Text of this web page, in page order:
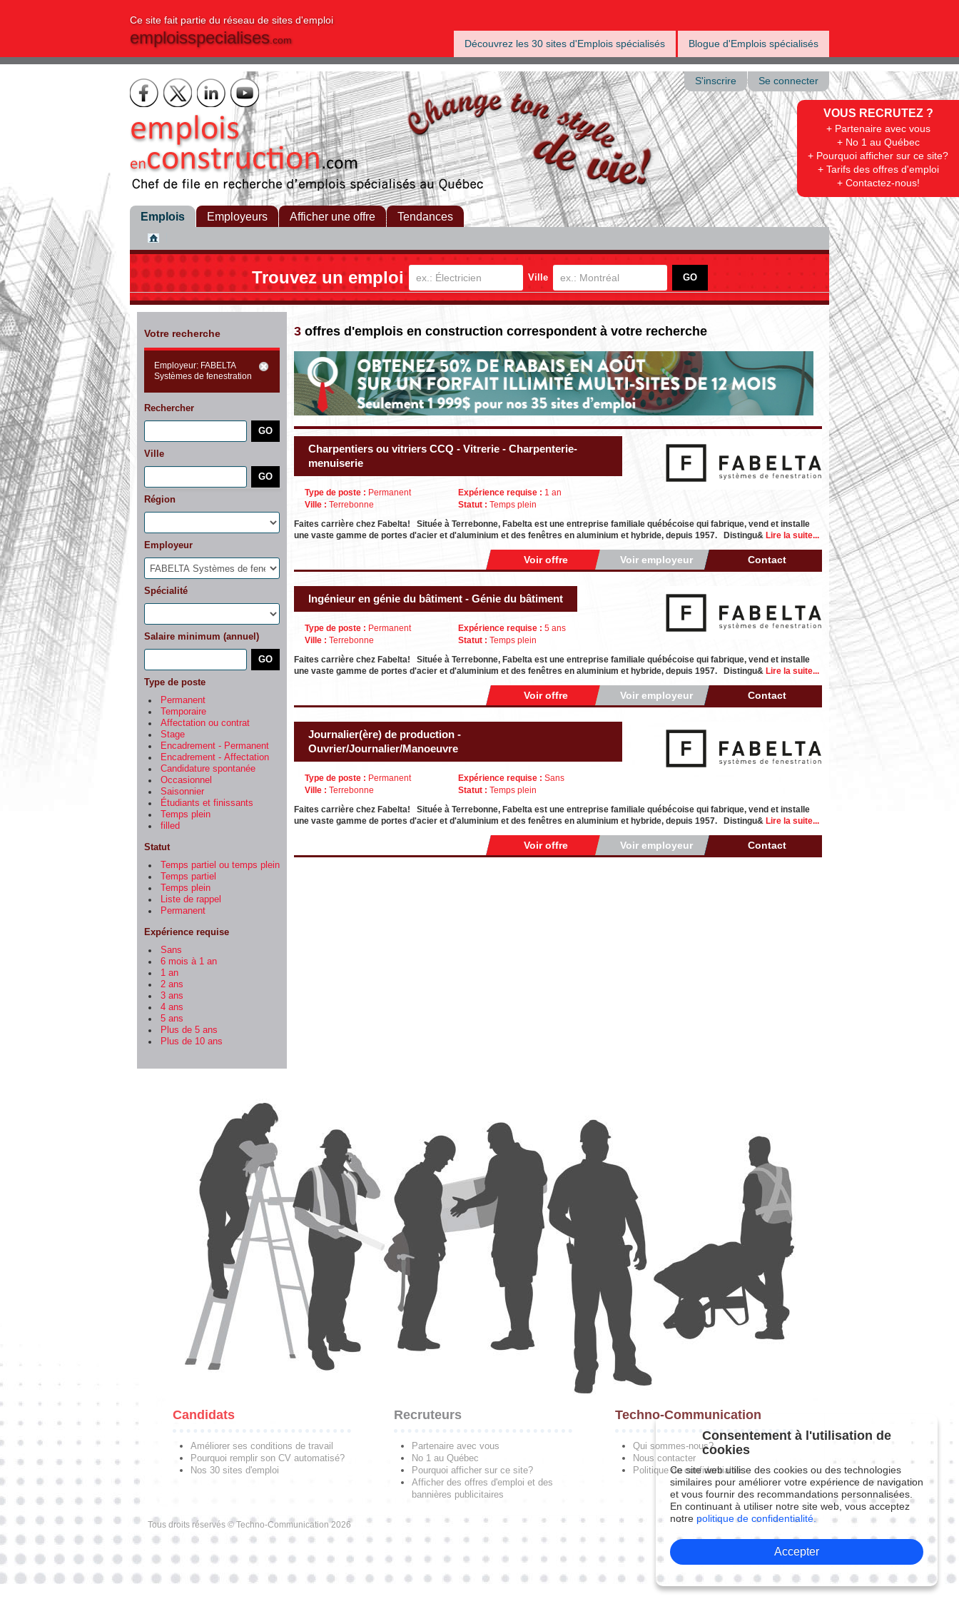
Ce site fait partie du réseau de sites d'emploi
emploisspecialises.com Découvrez les 30 sites d'Emplois spécialisés Blogue d'Emplois spécialisés
VOUS RECRUTEZ ?
+ Partenaire avec vous
+ No 1 au Québec
+ Pourquoi afficher sur ce site?
+ Tarifs des offres d'emploi
+ Contactez-nous!
S'inscrire Se connecter
Emplois Employeurs Afficher une offre Tendances
Trouvez un emploi Ville
Votre recherche
Employeur: FABELTA
Systèmes de fenestration
Rechercher
Ville
Région
Employeur
Spécialité
Salaire minimum (annuel)
Type de poste
Permanent
Temporaire
Affectation ou contrat
Stage
Encadrement - Permanent
Encadrement - Affectation
Candidature spontanée
Occasionnel
Saisonnier
Étudiants et finissants
Temps plein
filled
Statut
Temps partiel ou temps plein
Temps partiel
Temps plein
Liste de rappel
Permanent
Expérience requise
Sans
6 mois à 1 an
1 an
2 ans
3 ans
4 ans
5 ans
Plus de 5 ans
Plus de 10 ans
3 offres d'emplois en construction correspondent à votre recherche
Charpentiers ou vitriers CCQ - Vitrerie - Charpenterie-
menuiserie
Type de poste : Permanent
Ville : Terrebonne
Expérience requise : 1 an
Statut : Temps plein
Faites carrière chez Fabelta! Située à Terrebonne, Fabelta est une entreprise familiale québécoise qui fabrique, vend et installe
une vaste gamme de portes d'acier et d'aluminium et des fenêtres en aluminium et hybride, depuis 1957. Distingu& Lire la suite...
Voir offre Voir employeur Contact
Ingénieur en génie du bâtiment - Génie du bâtiment
Type de poste : Permanent
Ville : Terrebonne
Expérience requise : 5 ans
Statut : Temps plein
Faites carrière chez Fabelta! Située à Terrebonne, Fabelta est une entreprise familiale québécoise qui fabrique, vend et installe
une vaste gamme de portes d'acier et d'aluminium et des fenêtres en aluminium et hybride, depuis 1957. Distingu& Lire la suite...
Voir offre Voir employeur Contact
Journalier(ère) de production -
Ouvrier/Journalier/Manoeuvre
Type de poste : Permanent
Ville : Terrebonne
Expérience requise : Sans
Statut : Temps plein
Faites carrière chez Fabelta! Située à Terrebonne, Fabelta est une entreprise familiale québécoise qui fabrique, vend et installe
une vaste gamme de portes d'acier et d'aluminium et des fenêtres en aluminium et hybride, depuis 1957. Distingu& Lire la suite...
Voir offre Voir employeur Contact
Candidats
Améliorer ses conditions de travail
Pourquoi remplir son CV automatisé?
Nos 30 sites d'emploi
Recruteurs
Partenaire avec vous
No 1 au Québec
Pourquoi afficher sur ce site?
Afficher des offres d'emploi et des
bannières publicitaires
Techno-Communication
Qui sommes-nous?
Nous contacter
Politique de confidentialité
Tous droits réservés © Techno-Communication 2026
Consentement à l'utilisation de
cookies
Ce site web utilise des cookies ou des technologies
similaires pour améliorer votre expérience de navigation
et vous fournir des recommandations personnalisées.
En continuant à utiliser notre site web, vous acceptez
notre politique de confidentialité.
Accepter